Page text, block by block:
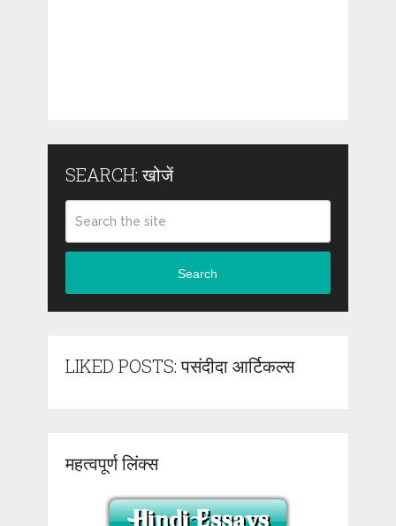
SEARCH: खोजें
Search
LIKED POSTS: पसंदीदा आर्टिकल्स
महत्वपूर्ण लिंक्स